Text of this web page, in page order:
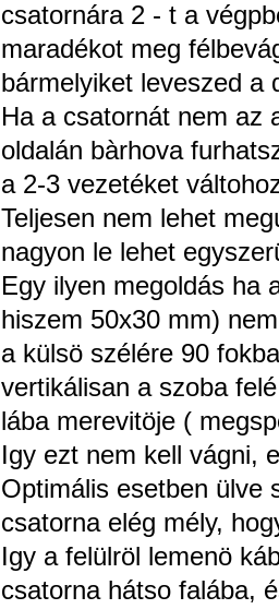
csatornára 2 - t a
maradékot meg
bármelyiket leveszed a
Ha a csatornát nem az
oldalán bàrhova
a 2-3 vezetéket
Teljesen nem lehet
nagyon le lehet
Egy ilyen megoldás ha
hiszem 50x30 mm)
a külsö szélére 90
vertikálisan a szoba
lába merevitöje (
Igy ezt nem kell vágni,
Optimális esetben ülve
csatorna elég mély,
Igy a felülröl lemenö
csatorna hátso falába,